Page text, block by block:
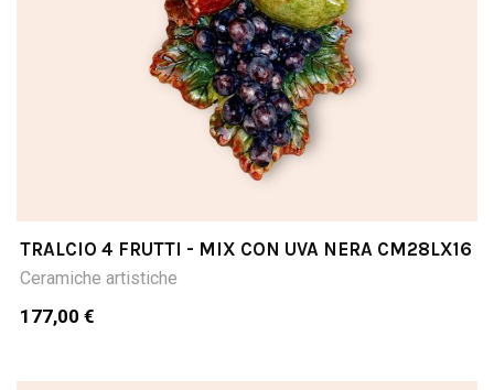
TRALCIO 4 FRUTTI - MIX CON UVA NERA CM28LX16
Ceramiche artistiche
177,00 €